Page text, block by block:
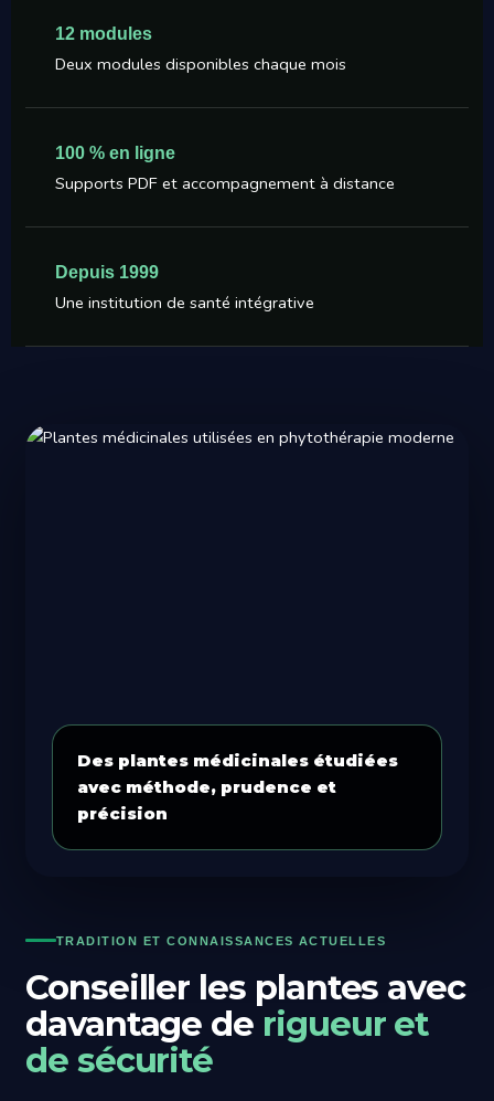
12 modules
Deux modules disponibles chaque mois
100 % en ligne
Supports PDF et accompagnement à distance
Depuis 1999
Une institution de santé intégrative
TRADITION ET CONNAISSANCES ACTUELLES
Conseiller les plantes avec
davantage de rigueur et
de sécurité